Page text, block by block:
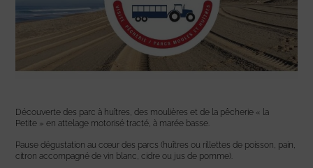
Découverte des parc à huîtres, des moulières et de la pêcherie « la
Petite » en attelage motorisé tracté, à marée basse.
Pause dégustation au cœur des parcs (huîtres ou rillettes de poisson, pain,
citron accompagné de vin blanc, cidre ou jus de pomme).